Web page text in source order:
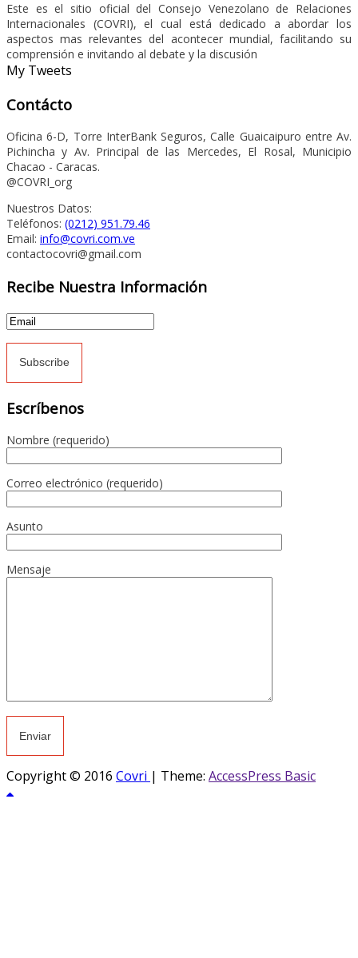
Este es el sitio oficial del Consejo Venezolano de Relaciones
Internacionales (COVRI), el cual está dedicado a abordar los
aspectos mas relevantes del acontecer mundial, facilitando su
comprensión e invitando al debate y la discusión
My Tweets
Contácto
Oficina 6-D, Torre InterBank Seguros, Calle Guaicaipuro entre Av.
Pichincha y Av. Principal de las Mercedes, El Rosal, Municipio
Chacao - Caracas.
@COVRI_org
Nuestros Datos:
Teléfonos: (0212) 951.79.46
Email: info@covri.com.ve
contactocovri@gmail.com
Recibe Nuestra Información
Escríbenos
Nombre (requerido)
Correo electrónico (requerido)
Asunto
Mensaje
Copyright © 2016 Covri | Theme: AccessPress Basic